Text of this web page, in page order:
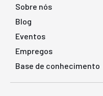
Sobre nós
Blog
Eventos
Empregos
Base de conhecimento